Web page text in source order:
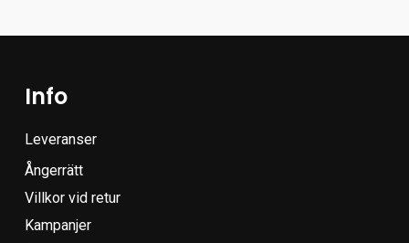
Info
Leveranser
Ångerrätt
Villkor vid retur
Kampanjer